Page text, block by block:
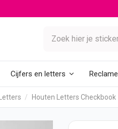
Cijfers en letters Reclame
Houten Letters Checkbook